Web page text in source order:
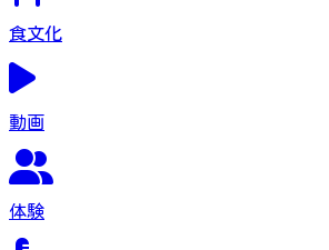
食文化
動画
体験